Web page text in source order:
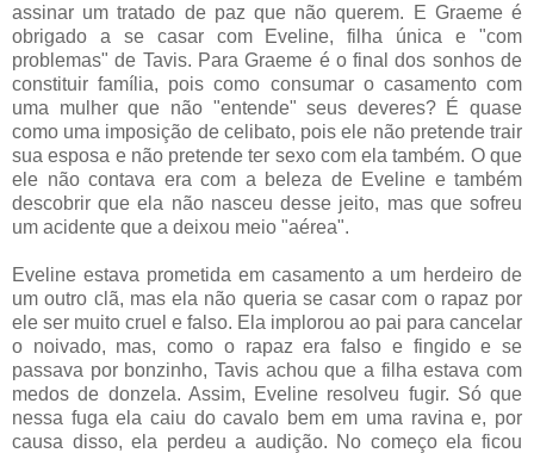
assinar um tratado de paz que não querem. E Graeme é
obrigado a se casar com Eveline, filha única e "com
problemas" de Tavis. Para Graeme é o final dos sonhos de
constituir família, pois como consumar o casamento com
uma mulher que não "entende" seus deveres? É quase
como uma imposição de celibato, pois ele não pretende trair
sua esposa e não pretende ter sexo com ela também. O que
ele não contava era com a beleza de Eveline e também
descobrir que ela não nasceu desse jeito, mas que sofreu
um acidente que a deixou meio "aérea".
Eveline estava prometida em casamento a um herdeiro de
um outro clã, mas ela não queria se casar com o rapaz por
ele ser muito cruel e falso. Ela implorou ao pai para cancelar
o noivado, mas, como o rapaz era falso e fingido e se
passava por bonzinho, Tavis achou que a filha estava com
medos de donzela. Assim, Eveline resolveu fugir. Só que
nessa fuga ela caiu do cavalo bem em uma ravina e, por
causa disso, ela perdeu a audição. No começo ela ficou